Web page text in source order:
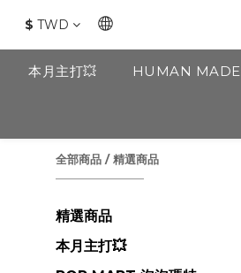
$ TWD
本月主打💥 HUMAN MADE
全部商品 /精選商品
精選商品
本月主打💥